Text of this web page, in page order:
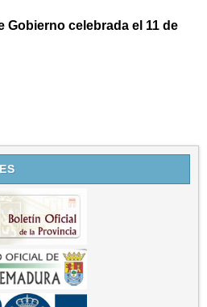
Gobierno celebrada el 11 de